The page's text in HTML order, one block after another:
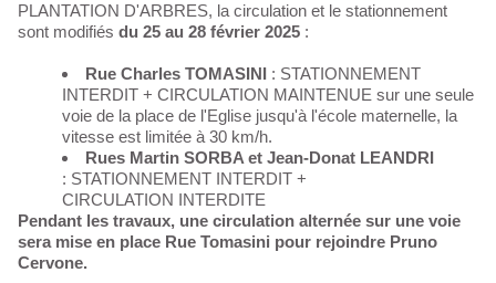
PLANTATION D'ARBRES, la circulation et le stationnement
sont modifiés du 25 au 28 février 2025 :
Rue Charles TOMASINI : STATIONNEMENT
INTERDIT + CIRCULATION MAINTENUE sur une seule
voie de la place de l'Eglise jusqu'à l'école maternelle, la
vitesse est limitée à 30 km/h.
Rues Martin SORBA et Jean-Donat LEANDRI
: STATIONNEMENT INTERDIT +
CIRCULATION INTERDITE
Pendant les travaux, une circulation alternée sur une voie
sera mise en place Rue Tomasini pour rejoindre Pruno
Cervone.